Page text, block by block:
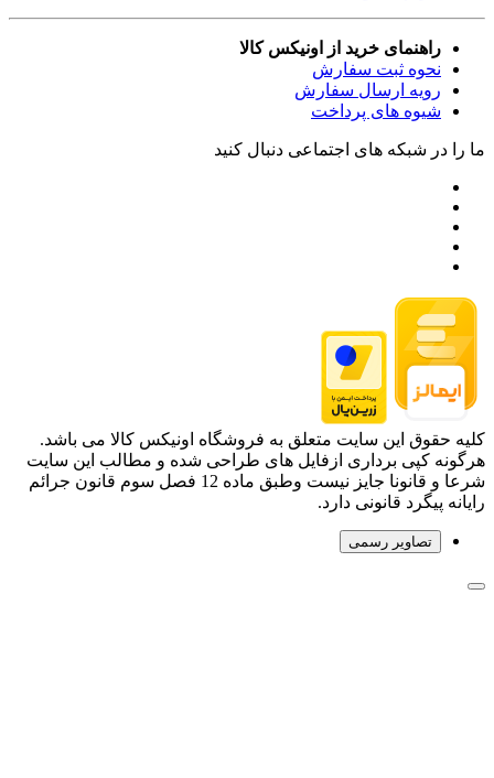
راهنمای خرید از اونیکس کالا
نحوه ثبت سفارش
رویه ارسال سفارش
شیوه های پرداخت
ما را در شبکه های اجتماعی دنبال کنید
کلیه حقوق این سایت متعلق به فروشگاه اونیکس کالا می باشد.
هرگونه کپی برداری ازفایل های طراحی شده و مطالب این سایت
شرعا و قانونا جایز نیست وطبق ماده 12 فصل سوم قانون جرائم
رایانه پیگرد قانونی دارد.
تصاویر رسمی